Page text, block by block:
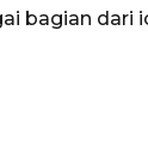
bagian dari